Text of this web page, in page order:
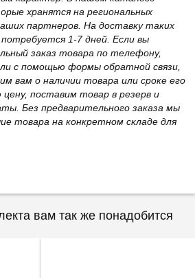
хранятся на региональных
партнеров. На доставку таких
1-7 дней. Если вы
заказ товара по телефону,
с помощью формы обратной связи,
вам о наличии товара или сроке его
поставим товар в резерв и
Без предварительного заказа мы
товара на конкретном складе для
вам так же понадобится